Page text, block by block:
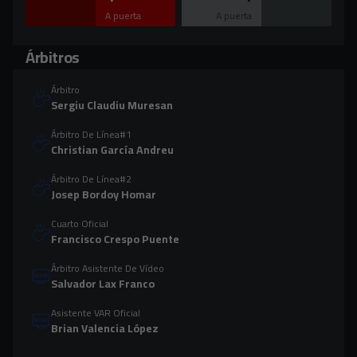
A puerta A puerta
Árbitros
Árbitro
Sergiu Claudiu Muresan
Árbitro De Línea#1
Christian García Andreu
Árbitro De Línea#2
Josep Bordoy Homar
Cuarto Oficial
Francisco Crespo Puente
Árbitro Asistente De Vídeo
Salvador Lax Franco
Asistente VAR Oficial
Brian Valencia López